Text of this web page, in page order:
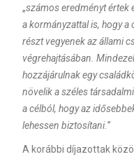
„számos eredményt értek
a kormányzattal is, hogy
részt vegyenek az állami
végrehajtásában.
hozzájárulnak egy
növelik a széles
a célból, hogy az
lehessen biztosítani. ”
A korábbi díjazottak